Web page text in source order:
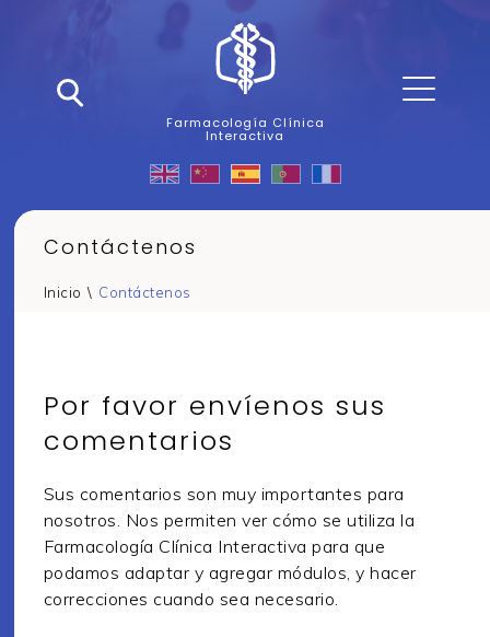
Farmacología Clínica
Interactiva
Contáctenos
Inicio \ Contáctenos
Por favor envíenos sus
comentarios
Sus comentarios son muy importantes para
nosotros. Nos permiten ver cómo se utiliza la
Farmacología Clínica Interactiva para que
podamos adaptar y agregar módulos, y hacer
correcciones cuando sea necesario.